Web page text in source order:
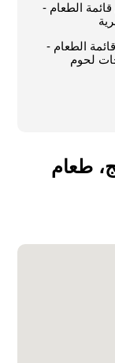
قائمة الطعام -
الطعام -
لحوم
طعام